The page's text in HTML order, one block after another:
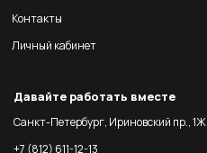
Контакты
Личный кабинет
Давайте работать вместе
Санкт-Петербург, Ириновский пр., 1Ж
+7 (812) 611-12-13